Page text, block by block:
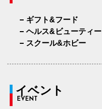
ギフト&フード
ヘルス&ビューティー
スクール&ホビー
イベント
EVENT